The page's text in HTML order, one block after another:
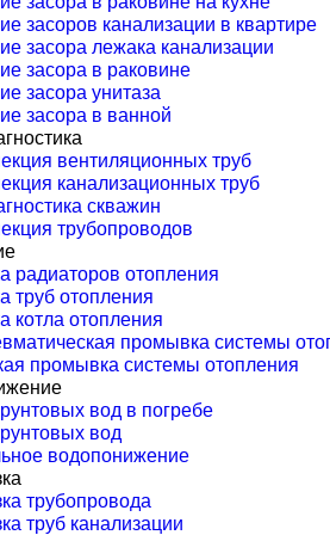
засоров канализации в квартире
засора лежака канализации
засора в раковине
засора унитаза
засора в ванной
вентиляционных труб
канализационных труб
скважин
трубопроводов
радиаторов отопления
труб отопления
котла отопления
промывка системы
промывка системы отопления
вод в погребе
вод
водопонижение
трубопровода
труб канализации